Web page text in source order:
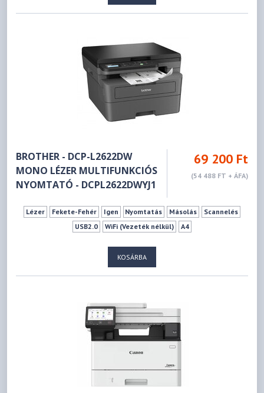
BROTHER - DCP-L2622DW
MONO LÉZER MULTIFUNKCIÓS
NYOMTATÓ - DCPL2622DWYJ1
69 200 Ft
(54 488 FT + ÁFA)
Lézer Fekete-Fehér Igen Nyomtatás Másolás
Scannelés
USB2.0
WiFi (Vezeték nélkül) A4
KOSÁRBA